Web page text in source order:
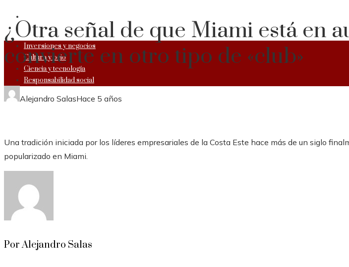
Inversiones y negocios
Cultura y ocio
Ciencia y tecnología
Responsabilidad social
¿Otra señal de que Miami está en
convierte en otro tipo de «club»
Alejandro SalasHace 5 años
Una tradición iniciada por los líderes empresariales de la Costa Este hace más de un siglo
popularizado en Miami.
Por Alejandro Salas